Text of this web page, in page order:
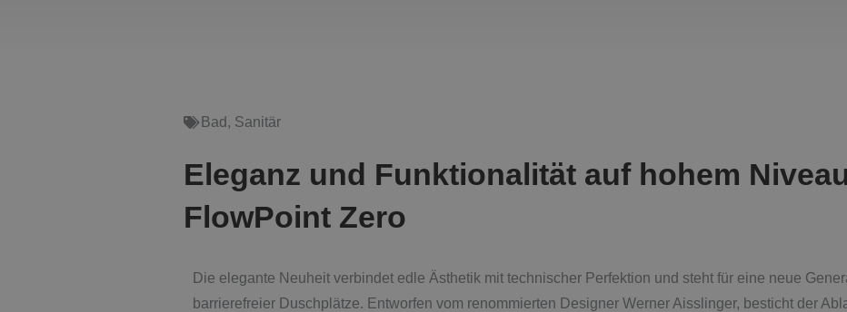
Bad , Sanitär
Eleganz und Funktionalität auf hohem
FlowPoint Zero
Die elegante Neuheit verbindet edle Ästhetik mit technischer Perfektion und steht für eine neue
barrierefreier Duschplätze. Entworfen vom renommierten Designer Werner Aisslinger, besticht der